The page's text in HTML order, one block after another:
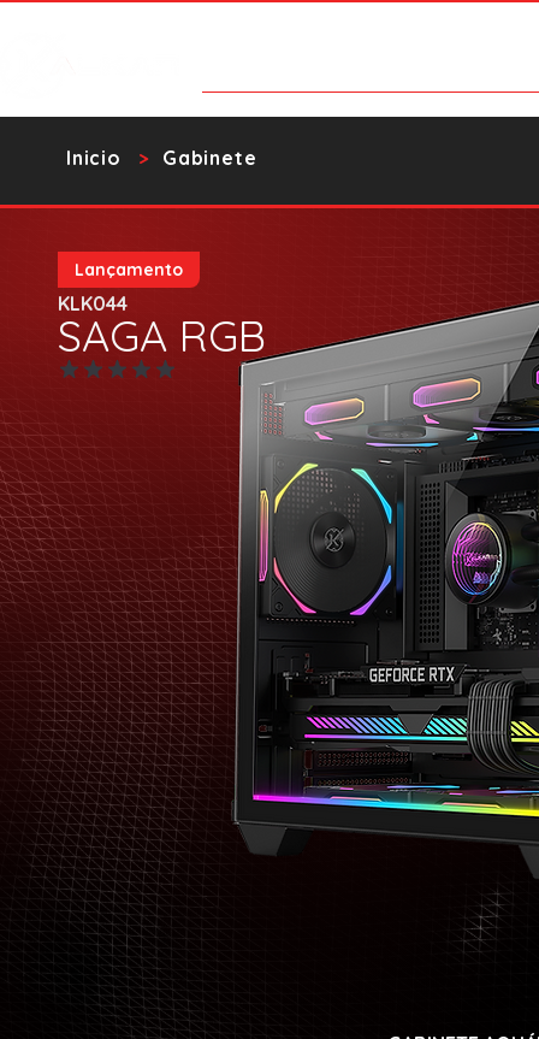
>
​Inicio Gabinete
SAGA RGB
Aún no hay calificaciones
KLK044
Lançamento